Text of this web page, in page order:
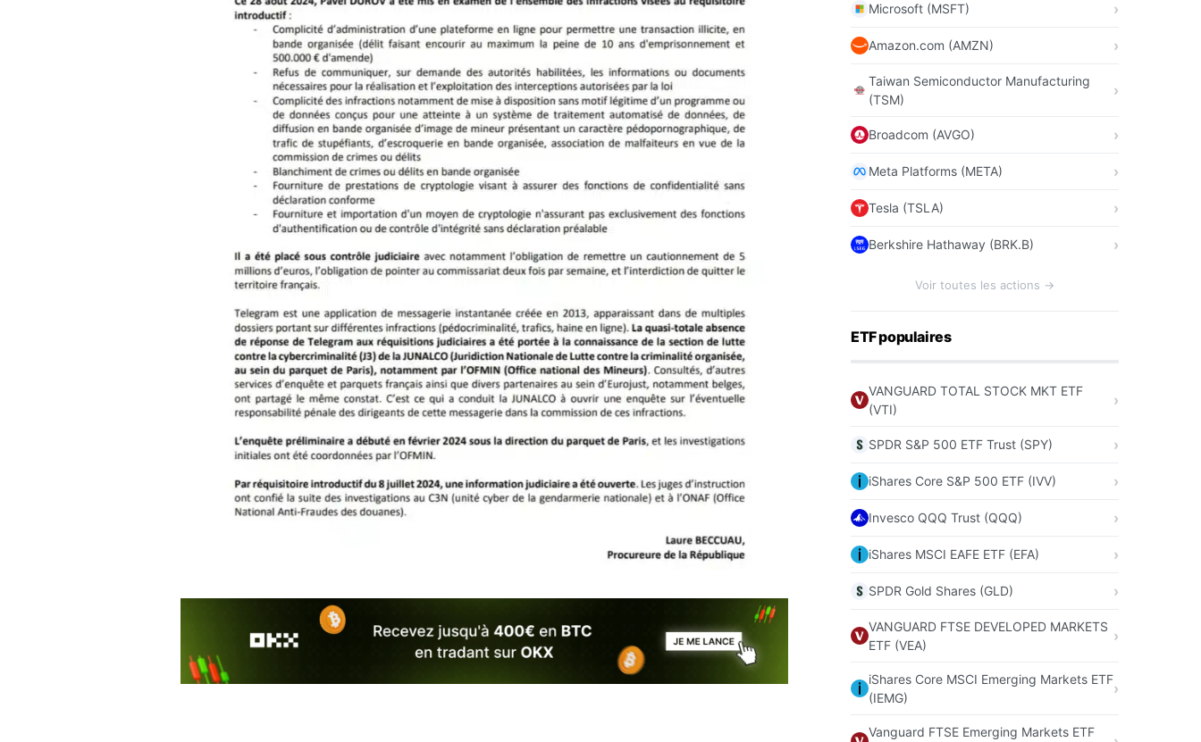
Microsoft (MSFT)
Amazon.com (AMZN)
Taiwan Semiconductor Manufacturing
(TSM)
Broadcom (AVGO)
Meta Platforms (META)
Tesla (TSLA)
Berkshire Hathaway (BRK.B)
Voir toutes les actions →
ETF populaires
VANGUARD TOTAL STOCK MKT ETF
(VTI)
SPDR S&P 500 ETF Trust (SPY)
iShares Core S&P 500 ETF (IVV)
Invesco QQQ Trust (QQQ)
iShares MSCI EAFE ETF (EFA)
SPDR Gold Shares (GLD)
VANGUARD FTSE DEVELOPED MARKETS
ETF (VEA)
iShares Core MSCI Emerging Markets ETF
(IEMG)
Vanguard FTSE Emerging Markets ETF